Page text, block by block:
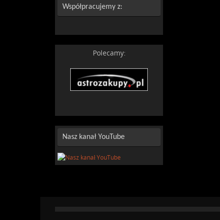
Współpracujemy z:
Polecamy:
Nasz kanał YouTube